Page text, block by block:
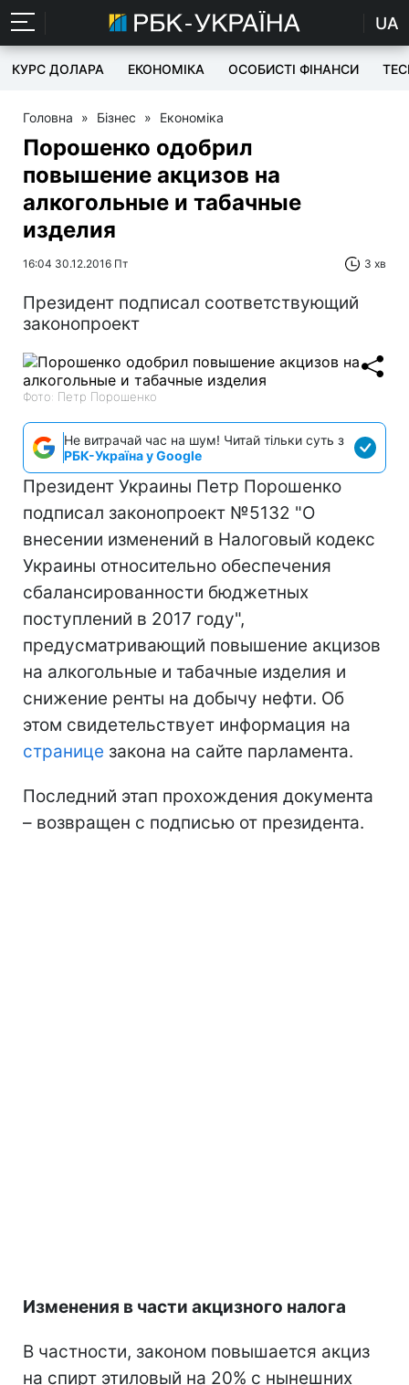
UA
КУРС ДОЛАРА ЕКОНОМІКА ОСОБИСТІ ФІНАНСИ
Головна » Бізнес » Економіка
Порошенко одобрил
повышение акцизов на
алкогольные и табачные
изделия
16:04 30.12.2016 Пт 3 хв
Президент подписал соответствующий
законопроект
Фото: Петр Порошенко
Не витрачай час на шум! Читай тільки суть з
РБК-Україна у Google
Президент Украины Петр Порошенко
подписал законопроект №5132 "О
внесении изменений в Налоговый кодекс
Украины относительно обеспечения
сбалансированности бюджетных
поступлений в 2017 году",
предусматривающий повышение акцизов
на алкогольные и табачные изделия и
снижение ренты на добычу нефти. Об
этом свидетельствует информация на
странице закона на сайте парламента.
Последний этап прохождения документа
– возвращен с подписью от президента.
Изменения в части акцизного налога
В частности, законом повышается акциз
на спирт этиловый на 20% с нынешних